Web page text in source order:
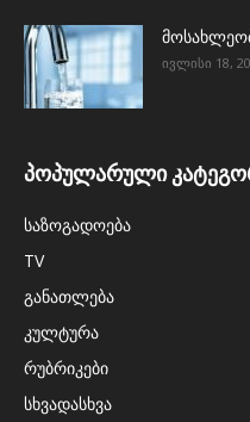
ივლისი 18,
პოპულარული
საზოგადოება
TV
განათლება
კულტურა
რუბრიკები
სხვადასხვა